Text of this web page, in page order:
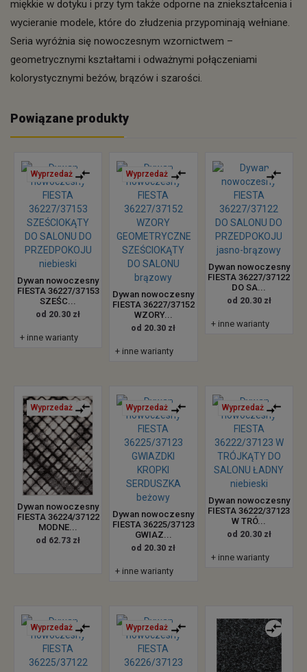
miękkie w dotyku i przy tym także odporne na zniekształcenia i
wycieranie modele, które do złudzenia przypominają wełniane.
Seria wyróżnia się nowoczesnym wzornictwem –
geometrycznymi kształtami i odważnymi połączeniami
kolorystycznymi beżów, brązów i szarości.
Powiązane produkty
Wyprzedaż
Dywan nowoczesny
FIESTA 36227/37153
SZEŚC...
od 20.30 zł
+ inne warianty
Wyprzedaż
Dywan nowoczesny
FIESTA 36227/37152
WZORY...
od 20.30 zł
+ inne warianty
Dywan nowoczesny
FIESTA 36227/37122
DO SA...
od 20.30 zł
+ inne warianty
Wyprzedaż
Dywan nowoczesny
FIESTA 36224/37122
MODNE...
od 62.73 zł
Wyprzedaż
Dywan nowoczesny
FIESTA 36225/37123
GWIAZ...
od 20.30 zł
+ inne warianty
Wyprzedaż
Dywan nowoczesny
FIESTA 36222/37123
W TRÓ...
od 20.30 zł
+ inne warianty
Wyprzedaż Wyprzedaż